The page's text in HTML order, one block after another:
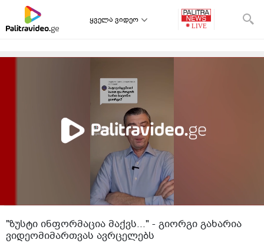
ყველა ვიდეო
"ზუსტი ინფორმაცია მაქვს..." - გიორგი გახარია
ვიდეომიმართვას ავრცელებს